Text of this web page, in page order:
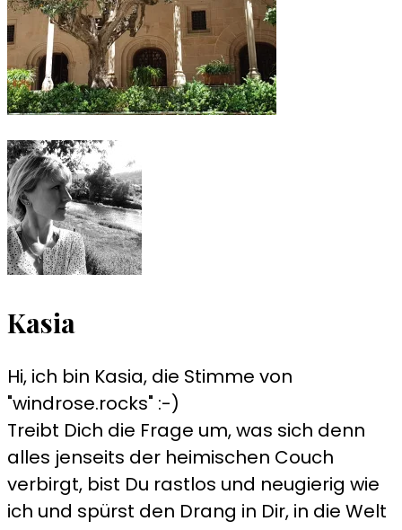
Kasia
Hi, ich bin Kasia, die Stimme von
"windrose.rocks" :-)
Treibt Dich die Frage um, was sich denn
alles jenseits der heimischen Couch
verbirgt, bist Du rastlos und neugierig wie
ich und spürst den Drang in Dir, in die Welt